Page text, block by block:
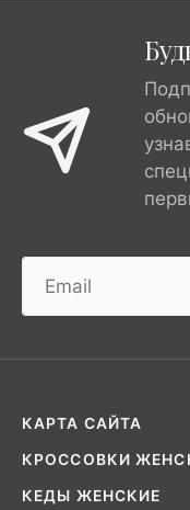
КАРТА САЙТА
КРОССОВКИ
КЕДЫ ЖЕНСКИЕ